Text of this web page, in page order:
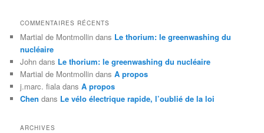
COMMENTAIRES RÉCENTS
Martial de Montmollin dans Le thorium: le greenwashing du
nucléaire
John dans Le thorium: le greenwashing du nucléaire
Martial de Montmollin dansA propos
j.marc. fiala dansA propos
Chen dans Le vélo électrique rapide, l’oublié de la loi
ARCHIVES